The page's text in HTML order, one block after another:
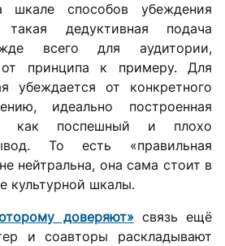
способов убеждения
дедуктивная подача
всего для аудитории,
принципа к примеру. Для
убеждается от конкретного
идеально построенная
как поспешный и плохо
То есть «правильная
нейтральна, она сама стоит в
культурной шкалы.
доверяют» связь ещё
и соавторы раскладывают